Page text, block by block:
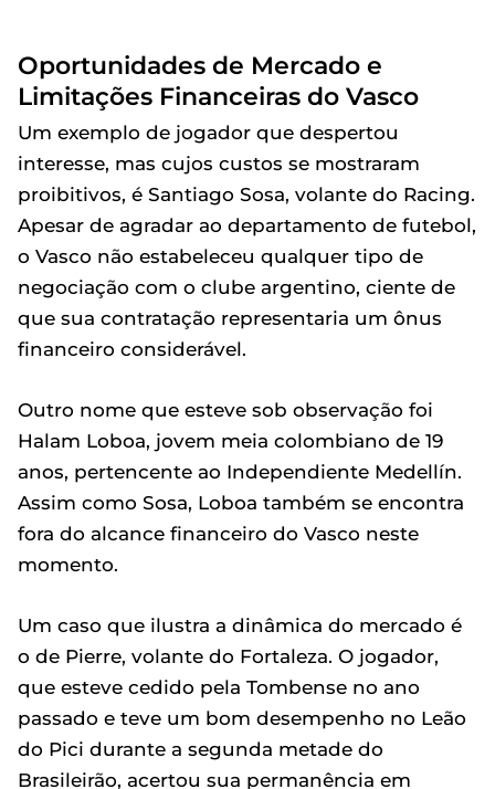
Oportunidades de Mercado e
Limitações Financeiras do Vasco
Um exemplo de jogador que despertou
interesse, mas cujos custos se mostraram
proibitivos, é Santiago Sosa, volante do Racing.
Apesar de agradar ao departamento de futebol,
o Vasco não estabeleceu qualquer tipo de
negociação com o clube argentino, ciente de
que sua contratação representaria um ônus
financeiro considerável.
Outro nome que esteve sob observação foi
Halam Loboa, jovem meia colombiano de 19
anos, pertencente ao Independiente Medellín.
Assim como Sosa, Loboa também se encontra
fora do alcance financeiro do Vasco neste
momento.
Um caso que ilustra a dinâmica do mercado é
o de Pierre, volante do Fortaleza. O jogador,
que esteve cedido pela Tombense no ano
passado e teve um bom desempenho no Leão
do Pici durante a segunda metade do
Brasileirão, acertou sua permanência em